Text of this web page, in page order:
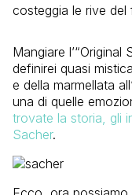
costeggia le rive del
Mangiare l’“Original
definirei quasi
e della marmellata
una di quelle
trovate la storia, gli
Sacher.